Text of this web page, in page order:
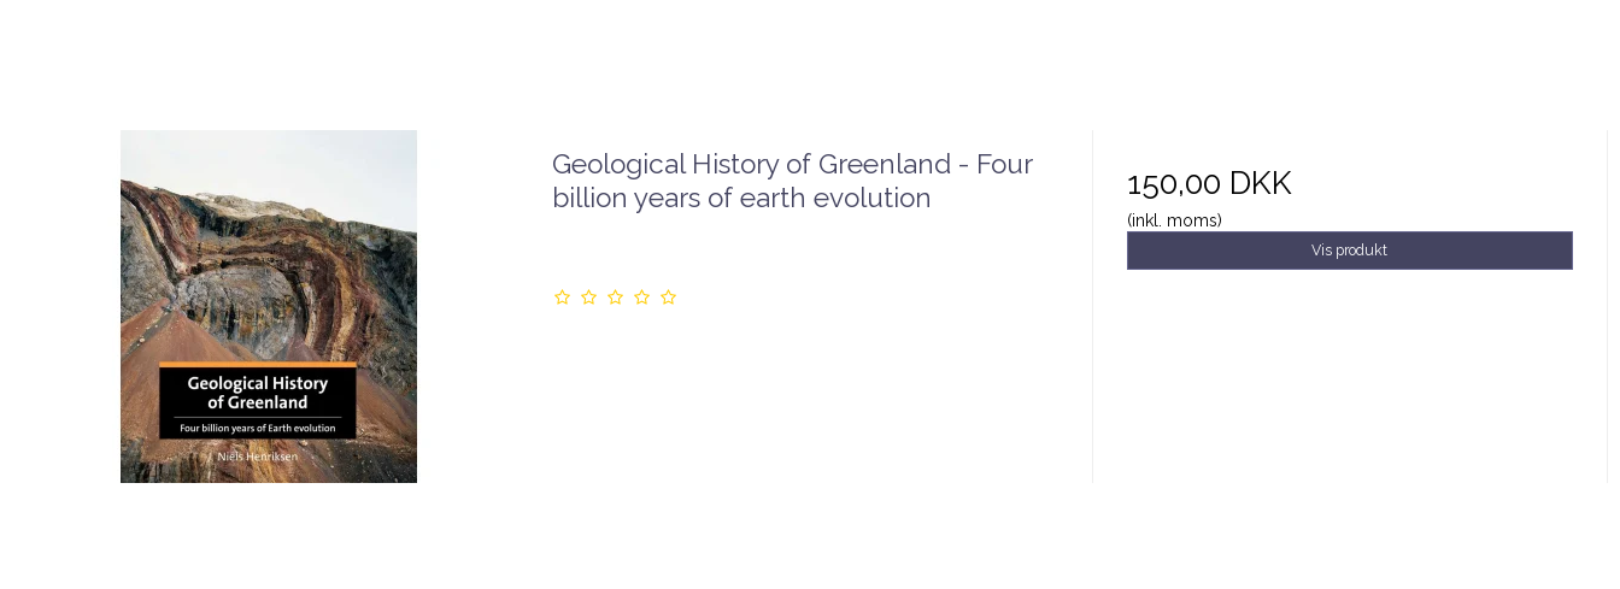
Geological History of Greenland - Four
billion years of earth evolution
150,00 DKK
(inkl. moms)
Vis produkt